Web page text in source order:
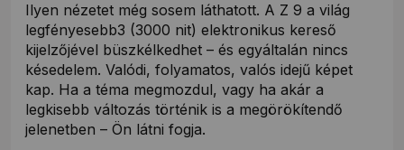
Ilyen nézetet még sosem láthatott. A Z 9 a világ
legfényesebb3 (3000 nit) elektronikus kereső
kijelzőjével büszkélkedhet – és egyáltalán nincs
késedelem. Valódi, folyamatos, valós idejű képet
kap. Ha a téma megmozdul, vagy ha akár a
legkisebb változás történik is a megörökítendő
jelenetben – Ön látni fogja.